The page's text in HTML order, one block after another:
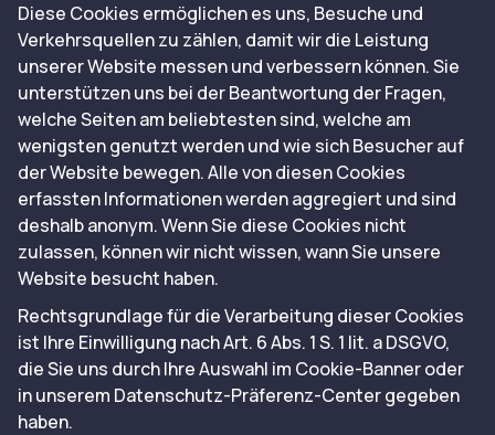
Diese Cookies ermöglichen es uns, Besuche und
Verkehrsquellen zu zählen, damit wir die Leistung
unserer Website messen und verbessern können. Sie
unterstützen uns bei der Beantwortung der Fragen,
welche Seiten am beliebtesten sind, welche am
wenigsten genutzt werden und wie sich Besucher auf
der Website bewegen. Alle von diesen Cookies
erfassten Informationen werden aggregiert und sind
deshalb anonym. Wenn Sie diese Cookies nicht
zulassen, können wir nicht wissen, wann Sie unsere
Website besucht haben.
Rechtsgrundlage für die Verarbeitung dieser Cookies
ist Ihre Einwilligung nach Art. 6 Abs. 1 S. 1 lit. a DSGVO,
die Sie uns durch Ihre Auswahl im Cookie-Banner oder
in unserem Datenschutz-Präferenz-Center gegeben
haben.